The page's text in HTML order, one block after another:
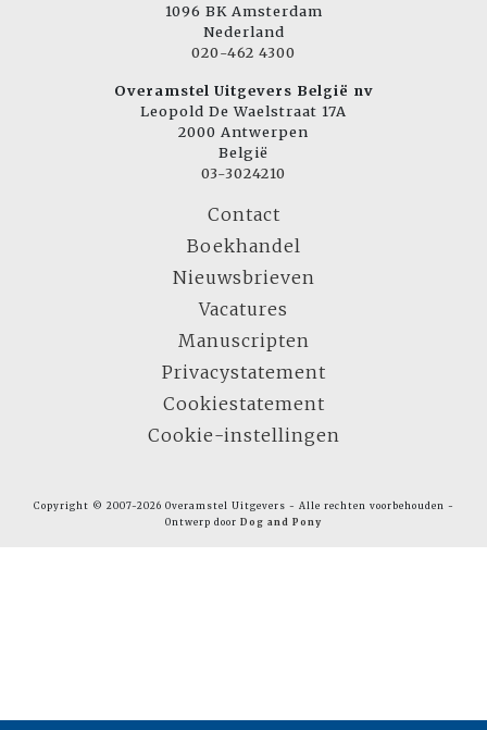
1096 BK Amsterdam
Nederland
020-462 4300
Overamstel Uitgevers België nv
Leopold De Waelstraat 17A
2000 Antwerpen
België
03-3024210
Contact
Boekhandel
Nieuwsbrieven
Vacatures
Manuscripten
Privacystatement
Cookiestatement
Cookie-instellingen
Copyright © 2007-2026 Overamstel Uitgevers - Alle rechten voorbehouden -
Ontwerp door Dog and Pony